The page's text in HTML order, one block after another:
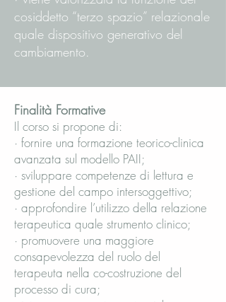
cosiddetto “terzo spazio” relazionale
quale dispositivo generativo del
cambiamento.
Finalità Formative
Il corso si propone di:
· fornire una formazione teorico-clinica
avanzata sul modello PAII;
· sviluppare competenze di lettura e
gestione del campo intersoggettivo;
· approfondire l’utilizzo della relazione
terapeutica quale strumento clinico;
· promuovere una maggiore
consapevolezza del ruolo del
terapeuta nella co-costruzione del
processo di cura;